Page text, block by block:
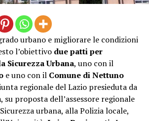
urbano e migliorare le condizioni
l’obiettivo due patti per
Sicurezza Urbana, uno con il
e uno con il Comune di Nettuno
regionale del Lazio presieduta da
, su proposta dell’assessore regionale
urbana, alla Polizia locale,